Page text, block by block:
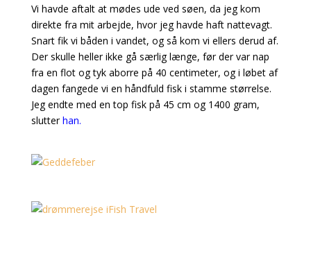
Vi havde aftalt at mødes ude ved søen, da jeg kom
direkte fra mit arbejde, hvor jeg havde haft nattevagt.
Snart fik vi båden i vandet, og så kom vi ellers derud af.
Der skulle heller ikke gå særlig længe, før der var nap
fra en flot og tyk aborre på 40 centimeter, og i løbet af
dagen fangede vi en håndfuld fisk i stamme størrelse.
Jeg endte med en top fisk på 45 cm og 1400 gram,
slutterhan.